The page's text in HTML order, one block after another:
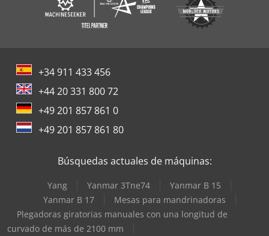
+34 911 433 456
+44 20 331 800 72
+49 201 857 861 0
+49 201 857 861 80
Búsquedas actuales de máquinas:
Yang Yanmar 3Tne74
Yanmar B 15
Yanmar B 17
Mesas para mandrinadoras
Plegadoras giratorias manuales con una longitud de
curvado de más de 2100 mm